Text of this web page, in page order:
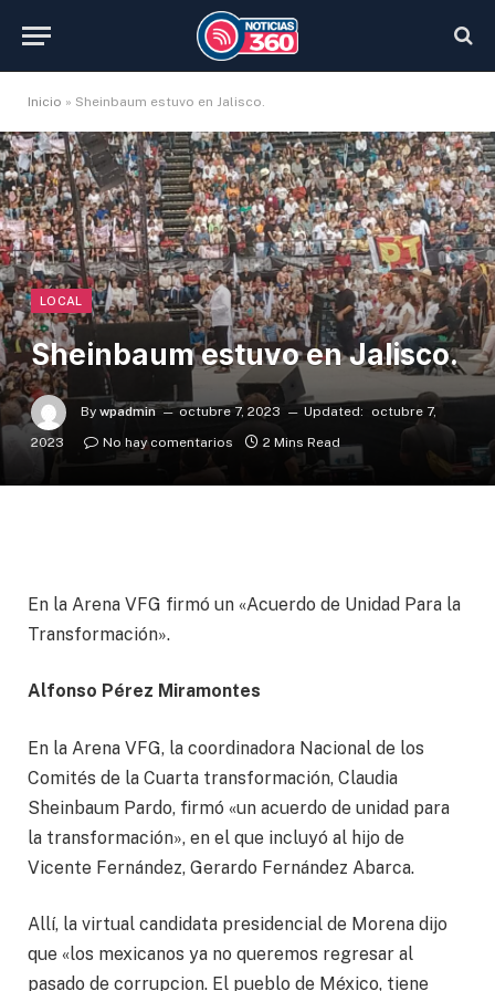
Inicio » Sheinbaum estuvo en Jalisco.
LOCAL
Sheinbaum estuvo en Jalisco.
By wpadmin octubre 7, 2023 Updated:
octubre 7,
2023
No hay comentarios 2 Mins Read
En la Arena VFG firmó un «Acuerdo de Unidad Para la
Transformación».
Alfonso Pérez Miramontes
En la Arena VFG, la coordinadora Nacional de los
Comités de la Cuarta transformación, Claudia
Sheinbaum Pardo, firmó «un acuerdo de unidad para
la transformación», en el que incluyó al hijo de
Vicente Fernández, Gerardo Fernández Abarca.
Allí, la virtual candidata presidencial de Morena dijo
que «los mexicanos ya no queremos regresar al
pasado de corrupcion. El pueblo de México, tiene